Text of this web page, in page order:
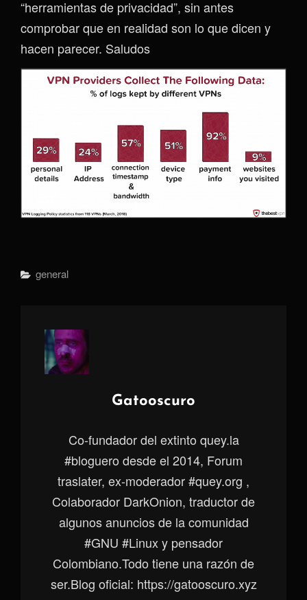
“herramientas de privacidad”, sin antes
comprobar que en realidad son lo que dicen y
hacen parecer. Saludos
Categorías
General
Autor:
Gatooscuro
Co-fundador del extinto quey.la
#bloguero desde el 2014, Forum
traslater, ex-moderador #quey.org ,
Colaborador DarkOnion, traductor de
algunos anuncios de la comunidad
#GNU #Linux y pensador
Colombiano.Todo tiene una razón de
ser.Blog oficial: https://gatooscuro.xyz